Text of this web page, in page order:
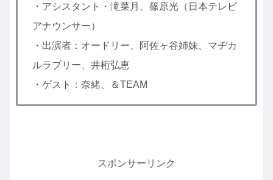
・アシスタント・滝菜月、篠原光（日本テレビ
アナウンサー）
・出演者：オードリー、阿佐ヶ谷姉妹、マヂカ
ルラブリー、井桁弘恵
・ゲスト：奈緒、＆TEAM
スポンサーリンク